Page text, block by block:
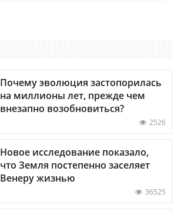
Почему эволюция застопорилась
на миллионы лет, прежде чем
внезапно возобновиться?
2526
Новое исследование показало,
что Земля постепенно заселяет
Венеру жизнью
36525